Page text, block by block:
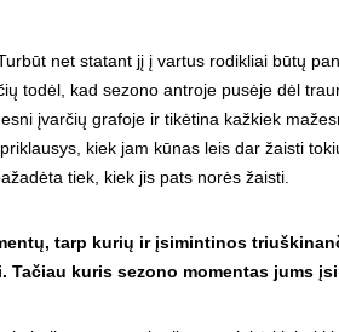
net statant jį į vartus rodikliai būtų
todėl, kad sezono antroje pusėje dėl
įvarčių grafoje ir tikėtina kažkiek
kiek jam kūnas leis dar žaisti
tiek, kiek jis pats norės žaisti.
tarp kurių ir įsimintinos
kuris sezono momentas jums